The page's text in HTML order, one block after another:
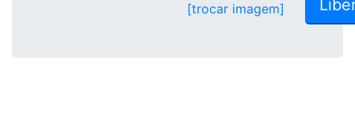
[trocar imagem]